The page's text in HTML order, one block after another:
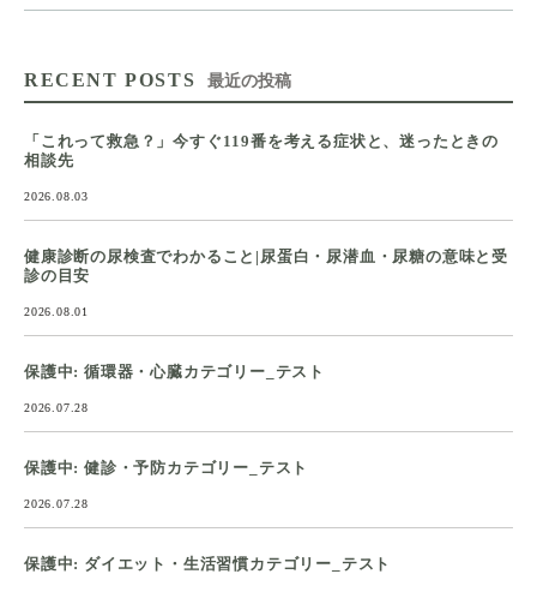
RECENT POSTS 最近の投稿
「これって救急？」今すぐ119番を考える症状と、迷ったときの
相談先
2026.08.03
健康診断の尿検査でわかること|尿蛋白・尿潜血・尿糖の意味と受
診の目安
2026.08.01
保護中: 循環器・心臓カテゴリー_テスト
2026.07.28
保護中: 健診・予防カテゴリー_テスト
2026.07.28
保護中: ダイエット・生活習慣カテゴリー_テスト